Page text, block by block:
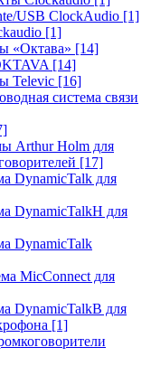
USB ClockAudio [1]
[1]
«Октава» [14]
[14]
Televic [16]
система связи
Arthur Holm для
[17]
DynamicTalk для
DynamicTalkH для
DynamicTalk
MicConnect для
DynamicTalkB для
[1]